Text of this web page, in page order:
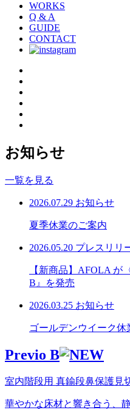
WORKS
Q & A
GUIDE
CONTACT
お知らせ
一覧を見る
2026.07.29 お知らせ
夏季休業のご案内
2026.05.20 プレスリリ
【新商品】AFOLA が
B』を発売
2026.03.25 お知らせ
ゴールデンウイーク休
Previo B
室内階段用 真鍮段鼻保護見
華やかな床材と響き合う、